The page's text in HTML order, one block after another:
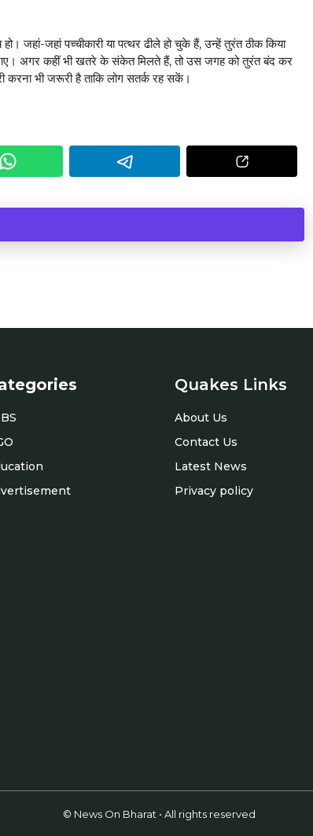
जहां-जहां पच्चीकारी या पत्थर ढीले हो चुके हैं, उन्हें तुरंत ठीक किया
जाए। अगर कहीं भी खतरे के संकेत मिलते हैं, तो उस जगह को तुरंत बंद कर
करना भी जरूरी है ताकि लोग सतर्क रह सकें।
Quakes Links
About Us
Contact Us
Latest News
Privacy policy
© News On Bharat • All rights reserved